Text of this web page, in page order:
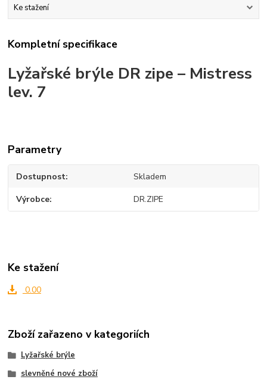
Ke stažení
Kompletní specifikace
Lyžařské brýle DR zipe – Mistress
lev. 7
Parametry
Dostupnost Skladem
Výrobce DR.ZIPE
Ke stažení
0.00
Zboží zařazeno v kategoriích
Lyžařské brýle
slevněné nové zboží